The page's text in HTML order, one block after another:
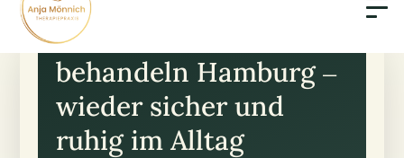
Panikattacken
behandeln Hamburg –
wieder sicher und
ruhig im Alltag